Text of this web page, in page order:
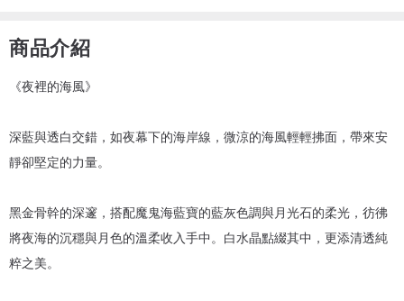
商品介紹
《夜裡的海風》
深藍與透白交錯，如夜幕下的海岸線，微涼的海風輕輕拂面，帶來安
靜卻堅定的力量。
黑金骨幹的深邃，搭配魔鬼海藍寶的藍灰色調與月光石的柔光，彷彿
將夜海的沉穩與月色的溫柔收入手中。白水晶點綴其中，更添清透純
粹之美。